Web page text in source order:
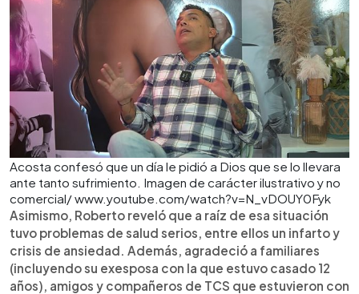
Acosta confesó que un día le pidió a Dios que se lo llevara
ante tanto sufrimiento. Imagen de carácter ilustrativo y no
comercial/ www.youtube.com/watch?v=N_vDOUY0Fyk
Asimismo, Roberto reveló que a raíz de esa situación
tuvo problemas de salud serios, entre ellos un infarto y
crisis de ansiedad. Además, agradeció a familiares
(incluyendo su exesposa con la que estuvo casado 12
años), amigos y compañeros de TCS que estuvieron con